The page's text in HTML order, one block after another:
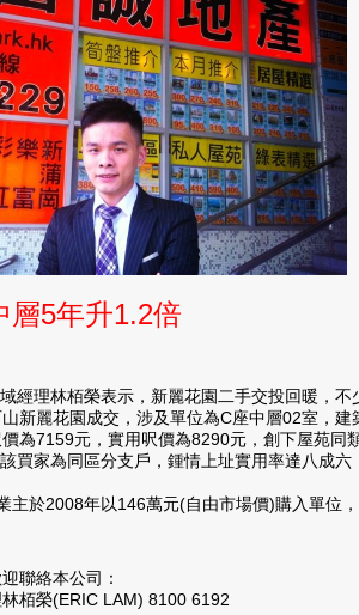
層5年升1.2倍
林栢榮表示，新麗花園二手交投回暖，不
新麗花園成交，涉及單位為C座中層02室，
為7159元，實用呎價為8290元，創下屋苑同
為同區分支戶，鍾情上址實用率達八成六，
2008年以146萬元(自由市場價)購入單位，
聯絡本公司：
栢榮(ERIC LAM) 8100 6192